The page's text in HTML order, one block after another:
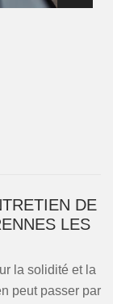
DE
LES
la solidité et la
peut passer par